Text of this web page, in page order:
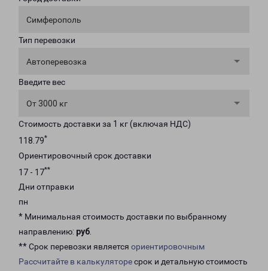
Симферополь
Тип перевозки
Автоперевозка
Введите вес
От 3000 кг
Стоимость доставки за 1 кг (включая НДС)
118.79*
Ориентировочный срок доставки
17 - 17**
Дни отправки
пн
* Минимальная стоимость доставки по выбранному
направлению: руб.
** Срок перевозки является ориентировочным
Рассчитайте в калькуляторесрок и детальную стоимость